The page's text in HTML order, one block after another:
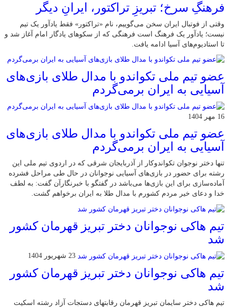
فرهنگِ سرخ؛ تبریزِ تراکتور، ایرانِ دیگر
وقتی از فوتبال ایران سخن می‌گوییم، نام «تراکتور» فقط یادآور یک تیم
نیست؛ یادآور یک فرهنگ است فرهنگی که از سکوهای یادگار امام آغاز شد و
تا استادیوم‌های آسیا ادامه یافت.
عضو تیم ملی تکواندو با مدال طلای بازی‌های
آسیایی به ایران برمی‌گردم
16 مهر 1404
عضو تیم ملی تکواندو با مدال طلای بازی‌های
آسیایی به ایران برمی‌گردم
تنها دختر نوجوان تکواندوکار از آذربایجان شرقی که در اردوی تیم ملی این
رشته برای حضور در بازی‌های آسیایی نوجوانان در حال طی مراحل فشرده
آماده‌سازی برای این بازی‌ها می‌باشد در گفتگو با خبرنگارآن گفت: به لطف
خدا و دعای خیر مردم کشورم با مدال طلا به ایران برخواهم گشت.
تیم هاکی نوجوانان دختر تبریز قهرمان کشور
شد
23 شهریور 1404
تیم هاکی نوجوانان دختر تبریز قهرمان کشور
شد
تیم هاکی دختر سایمان تبریز قهرمان رقابتهای دستجات آزاد رشته اسکیت